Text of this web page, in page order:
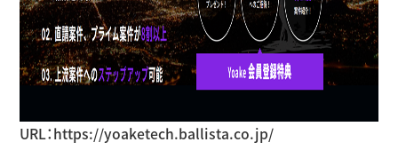
URL：https://yoaketech.ballista.co.jp/